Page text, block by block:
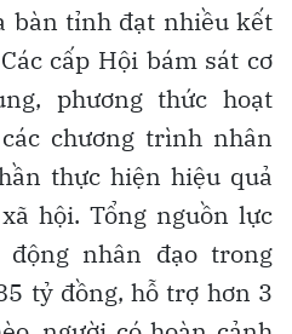
tỉnh đạt nhiều kết
cấp Hội bám sát cơ
phương thức hoạt
chương trình nhân
thực hiện hiệu quả
hội. Tổng nguồn lực
nhân đạo trong
tỷ đồng, hỗ trợ hơn 3